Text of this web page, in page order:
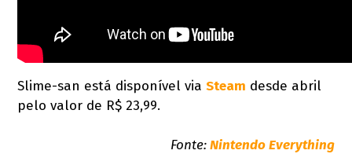
Slime-san está disponível viaSteam desde abril
pelo valor de R$ 23,99.
Fonte:Nintendo Everything